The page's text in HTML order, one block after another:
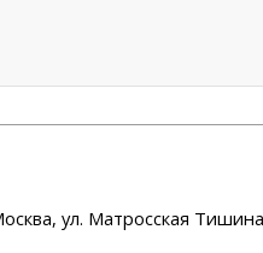
ул. Матросская